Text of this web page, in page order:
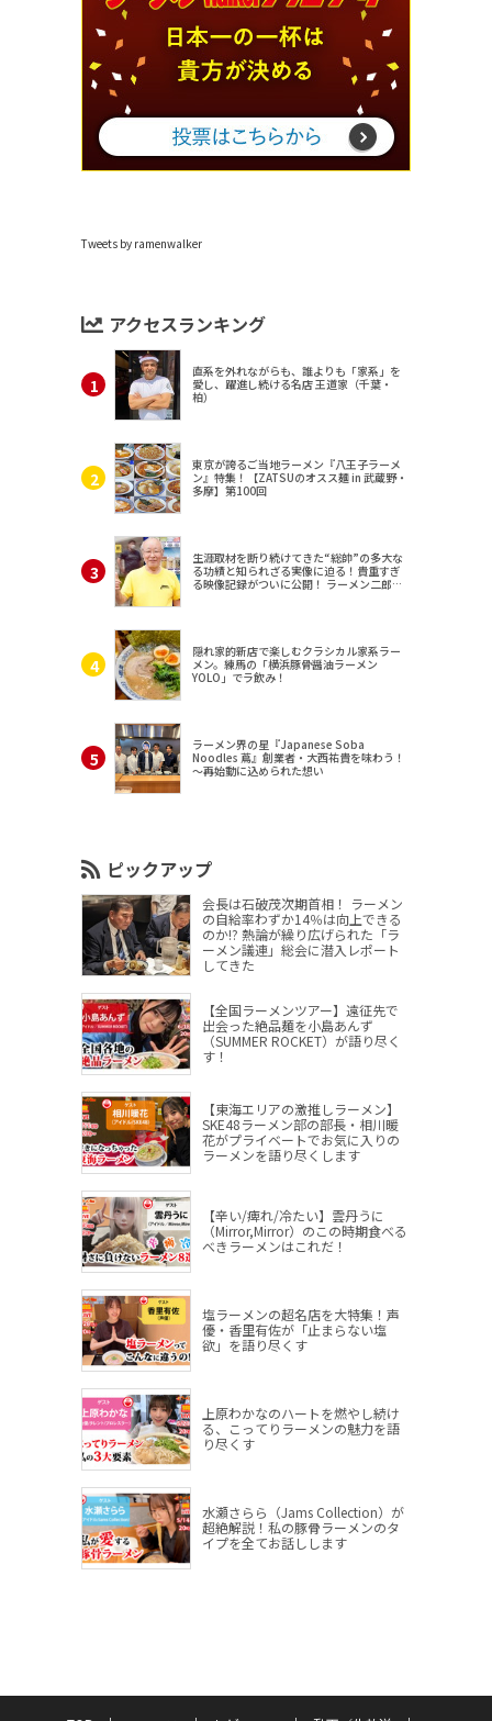
Tweets by ramenwalker
アクセスランキング
直系を外れながらも、誰よりも「家系」を
愛し、躍進し続ける名店 王道家（千葉・
柏）
東京が誇るご当地ラーメン『八王子ラーメ
ン』特集！【ZATSUのオスス麺 in 武蔵野・
多摩】第100回
生涯取材を断り続けてきた“総帥”の多大な
る功績と知られざる実像に迫る！貴重すぎ
る映像記録がついに公開！ ラーメン二郎
隠れ家的新店で楽しむクラシカル家系ラー
メン。練馬の「横浜豚骨醤油ラーメン
YOLO」でラ飲み！
ラーメン界の星『Japanese Soba
Noodles 蔦』創業者・大西祐貴を味わう！
～再始動に込められた想い
ピックアップ
会長は石破茂次期首相！ ラーメン
の自給率わずか14％は向上できる
のか!? 熱論が繰り広げられた「ラ
ーメン議連」総会に潜入レポート
してきた
【全国ラーメンツアー】遠征先で
出会った絶品麺を小島あんず
（SUMMER ROCKET）が語り尽く
す！
【東海エリアの激推しラーメン】
SKE48ラーメン部の部長・相川暖
花がプライベートでお気に入りの
ラーメンを語り尽くします
【辛い/痺れ/冷たい】雲丹うに
（Mirror,Mirror）のこの時期食べる
べきラーメンはこれだ！
塩ラーメンの超名店を大特集！声
優・香里有佐が「止まらない塩
欲」を語り尽くす
上原わかなのハートを燃やし続け
る、こってりラーメンの魅力を語
り尽くす
水瀬さらら（Jams Collection）が
超絶解説！私の豚骨ラーメンのタ
イプを全てお話しします